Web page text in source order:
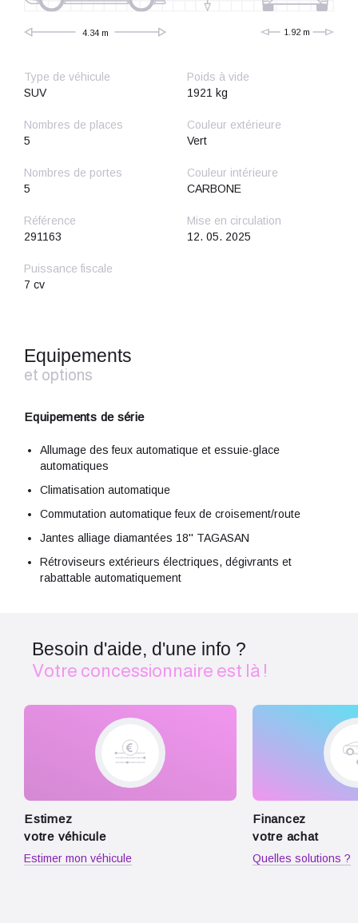
4.34 m 1.92 m
Type de véhicule
SUV
Poids à vide
1921 kg
Nombres de places
5
Couleur extérieure
Vert
Nombres de portes
5
Couleur intérieure
CARBONE
Référence
291163
Mise en circulation
12. 05. 2025
Puissance fiscale
7 cv
Equipements
et options
Equipements de série
Allumage des feux automatique et essuie-glace
automatiques
Climatisation automatique
Commutation automatique feux de croisement/route
Jantes alliage diamantées 18'' TAGASAN
Rétroviseurs extérieurs électriques, dégivrants et
rabattable automatiquement
Besoin d'aide, d'une info ?
Votre concessionnaire est là !
Estimez
votre véhicule
Estimer mon véhicule
Financez
votre achat
Quelles solutions ?